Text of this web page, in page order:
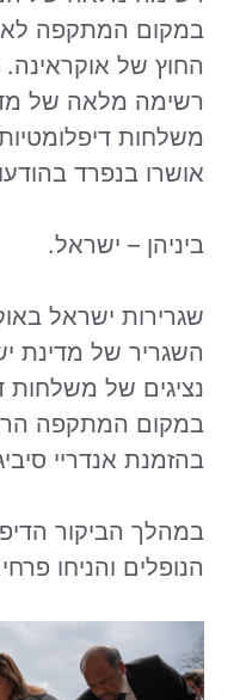
במקום המתקפה לא
החוץ של אוקראינה.
רשימה מלאה של
משלחות
אושרו בנפרד
ביניהן – ישראל.
שגרירות ישראל
השגריר של מדינת
נציגים של משלחות
במקום המתקפה
בהזמנת אנדריי
במהלך הביקור
הנופלים והניחו